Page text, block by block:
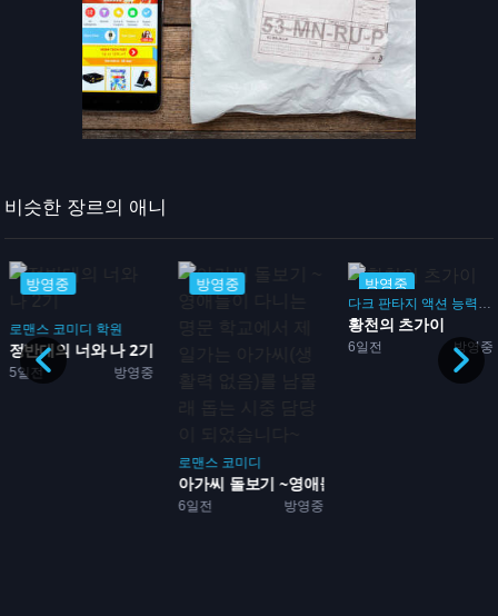
비슷한 장르의 애니
성방...
방영중
로맨스 코미디 학원
5일전 방영중
정반대의 너와 나 2기
방영중
로맨스 코미디
6일전 방영중
아가씨 돌보기 ~영애들이 다...
방영중
다크 판타지 액션 능력
6일전 방영중
황천의 츠가이